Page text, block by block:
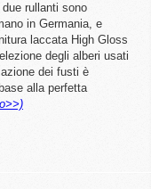
due rullanti sono
in Germania, e
laccata High Gloss
degli alberi usati
dei fusti è
alla perfetta